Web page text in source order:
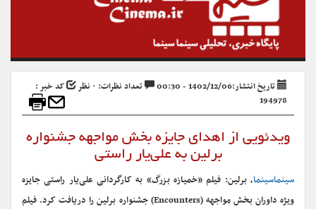
تاریخ انتشار:1402/12/06 - 00:30 تعداد نظرات: ۰ نظر
کد خبر :
194978
ویدئویی از اهدای جایزه بخش مواجهه جشنواره
برلین به علی‌یار راستی
سینماسینما، برلین: فیلم «خمیازه بزرگ‌» به کارگردانی علی‌یار راستی جایزه
ویژه داوران بخش مواجهه (Encounters) جشنواره برلین را دریافت کرد. فیلم